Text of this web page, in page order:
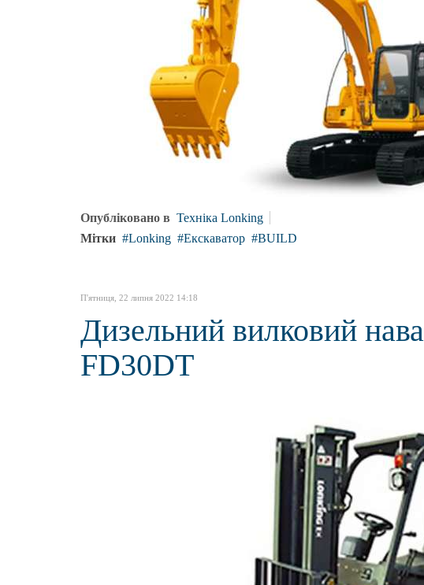
Опубліковано в Техніка Lonking
Мітки
Lonking Екскаватор BUILD
П'ятниця, 22 липня 2022 14:18
Дизельний вилковий
FD30DT